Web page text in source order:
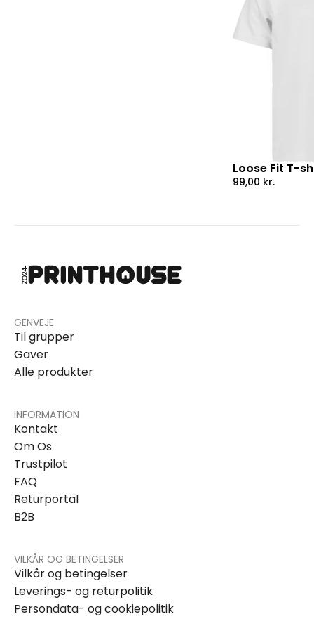
Loose Fit T-
99,00 kr.
GENVEJE
Til grupper
Gaver
Alle produkter
INFORMATION
Kontakt
Om Os
Trustpilot
FAQ
Returportal
B2B
VILKÅR OG BETINGELSER
Vilkår og betingelser
Leverings- og returpolitik
Persondata- og cookiepolitik